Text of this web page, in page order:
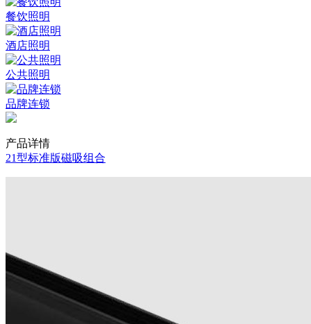
餐饮照明
酒店照明
公共照明
品牌连锁
产品详情
21型标准版磁吸组合